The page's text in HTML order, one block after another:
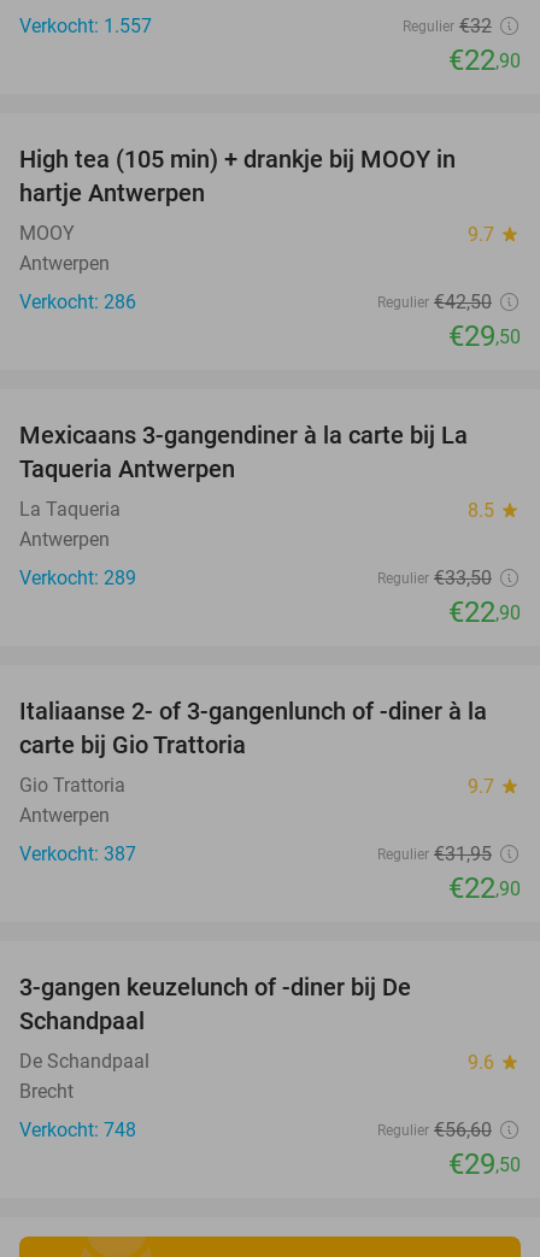
Verkocht: 1.557
Regulier €32
€22,90
High tea (105 min) + drankje bij MOOY in
hartje Antwerpen
MOOY 9.7 star
Antwerpen
Verkocht: 286
Regulier €42,50
€29,50
32%
Mexicaans 3-gangendiner à la carte bij La
Taqueria Antwerpen
La Taqueria 8.5 star
Antwerpen
Verkocht: 289
Regulier €33,50
€22,90
28%
Italiaanse 2- of 3-gangenlunch of -diner à la
carte bij Gio Trattoria
Gio Trattoria 9.7 star
Antwerpen
Verkocht: 387
Regulier €31,95
€22,90
3-gangen keuzelunch of -diner bij De
Schandpaal
De Schandpaal 9.6 star
Brecht
Verkocht: 748
Regulier €56,60
€29,50